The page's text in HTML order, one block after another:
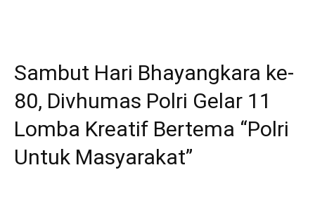
Sambut Hari Bhayangkara ke-
80, Divhumas Polri Gelar 11
Lomba Kreatif Bertema “Polri
Untuk Masyarakat”